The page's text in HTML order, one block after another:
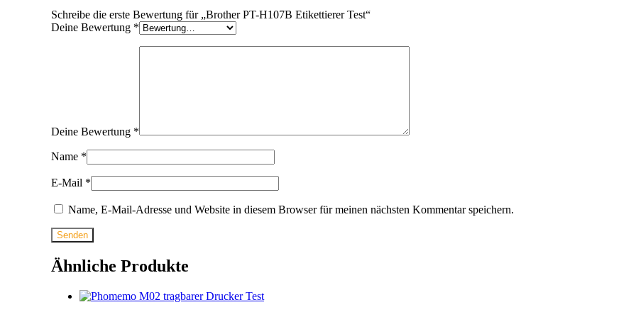
Schreibe die erste Bewertung für „Brother PT-H107B Etikettierer Test“
Deine Bewertung *
Deine Bewertung *
Name *
E-Mail *
Name, E-Mail-Adresse und Website in diesem Browser für meinen nächsten Kommentar speichern.
Ähnliche Produkte